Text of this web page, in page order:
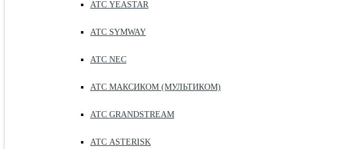
АТС YEASTAR
АТС SYMWAY
АТС NEC
АТС МАКСИКОМ (МУЛЬТИКОМ)
АТС GRANDSTREAM
АТС ASTERISK